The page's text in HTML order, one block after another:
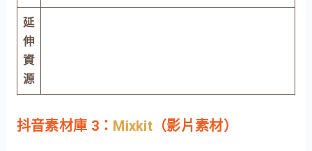
延
伸
資
源
抖音素材庫 3： Mixkit （影片素材）